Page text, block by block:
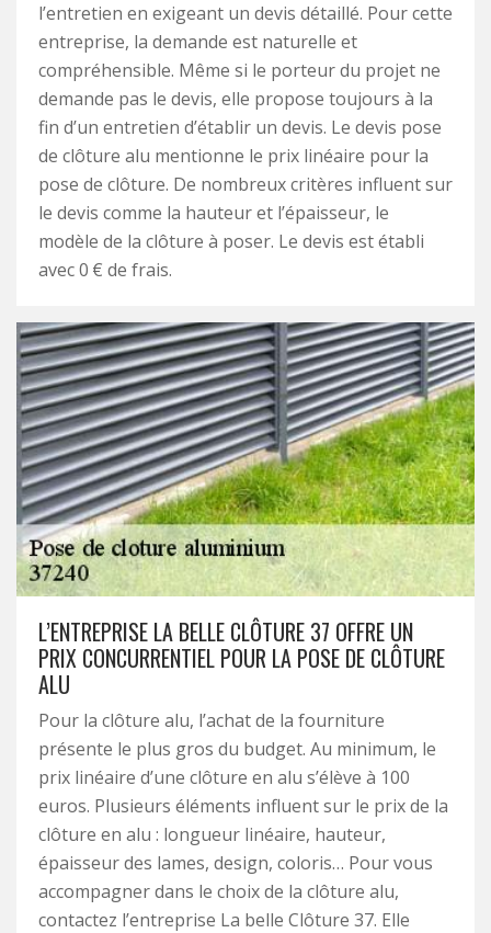
l’entretien en exigeant un devis détaillé. Pour cette
entreprise, la demande est naturelle et
compréhensible. Même si le porteur du projet ne
demande pas le devis, elle propose toujours à la
fin d’un entretien d’établir un devis. Le devis pose
de clôture alu mentionne le prix linéaire pour la
pose de clôture. De nombreux critères influent sur
le devis comme la hauteur et l’épaisseur, le
modèle de la clôture à poser. Le devis est établi
avec 0 € de frais.
L’ENTREPRISE LA BELLE CLÔTURE 37 OFFRE UN
PRIX CONCURRENTIEL POUR LA POSE DE CLÔTURE
ALU
Pour la clôture alu, l’achat de la fourniture
présente le plus gros du budget. Au minimum, le
prix linéaire d’une clôture en alu s’élève à 100
euros. Plusieurs éléments influent sur le prix de la
clôture en alu : longueur linéaire, hauteur,
épaisseur des lames, design, coloris… Pour vous
accompagner dans le choix de la clôture alu,
contactez l’entreprise La belle Clôture 37. Elle